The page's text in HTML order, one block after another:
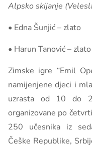
Alpsko skijanje
• Edna Šunjić – zlato
• Harun Tanović – zlato
Zimske igre “Emil
namijenjene djeci i
uzrasta od 10 do
organizovane po
250 učesnika iz
Češke Republike,